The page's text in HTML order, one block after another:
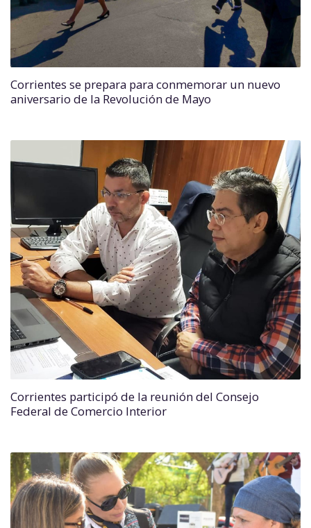
Corrientes se prepara para conmemorar un nuevo
aniversario de la Revolución de Mayo
Corrientes participó de la reunión del Consejo
Federal de Comercio Interior